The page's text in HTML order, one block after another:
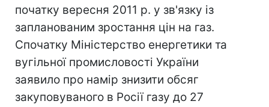
початку вересня 2011 р. у зв'язку із
запланованим зростання цін на газ.
Спочатку Міністерство енергетики та
вугільної промисловості України
заявило про намір знизити обсяг
закуповуваного в Росії газу до 27